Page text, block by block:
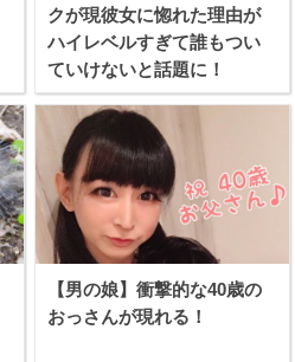
クが現彼女に惚れた理由が
ハイレベルすぎて誰もつい
ていけないと話題に！
【男の娘】衝撃的な40歳の
おっさんが現れる！